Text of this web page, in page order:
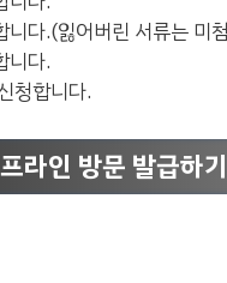
니다.(잃어버린 서류는 미
니다.
청합니다.
라인 방문 발급하기